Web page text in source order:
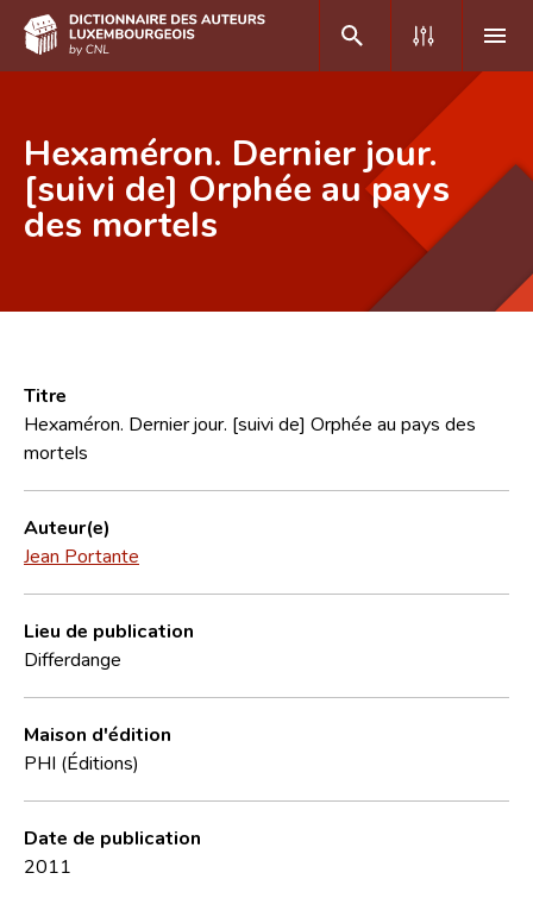
DE FR
Accueil
Recherche avancée
CNL
Équipe scientifique
Hexaméron. Dernier jour.
[suivi de] Orphée au pays
des mortels
Titre
Hexaméron. Dernier jour. [suivi de] Orphée au pays des
mortels
Auteur(e)
Jean Portante
Lieu de publication
Differdange
Maison d'édition
PHI (Éditions)
Date de publication
2011